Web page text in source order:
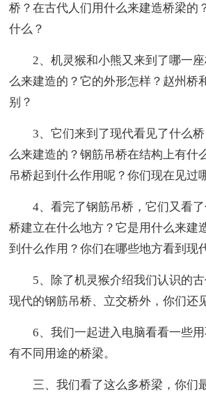
桥？在古代人们用什么来建造桥梁的
什么？
2、机灵猴和小熊又来到了哪一座
么来建造的？它的外形怎样？赵州桥
别？
3、它们来到了现代看见了什么桥
么来建造的？钢筋吊桥在结构上有什
吊桥起到什么作用呢？你们现在见过
4、看完了钢筋吊桥，它们又看了
桥建立在什么地方？它是用什么来建
到什么作用？你们在哪些地方看到现
5、除了机灵猴介绍我们认识的古
现代的钢筋吊桥、立交桥外，你们还
6、我们一起进入电脑看看一些用
有不同用途的桥梁。
三、我们看了这么多桥梁，你们